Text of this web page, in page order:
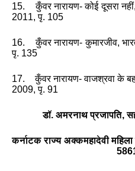
15. कुँवर नारायण- कोई दूसरा नहीं
2011,पृ. 105
16. कुँवर नारायण- कुमारजीव,
पृ. 135
17. कुँवर नारायण- वाजश्रवा के
2009,पृ. 91
डॉ. अमरनाथ प्रजापति,
कर्नाटक राज्य अक्कमहादेवी महिला